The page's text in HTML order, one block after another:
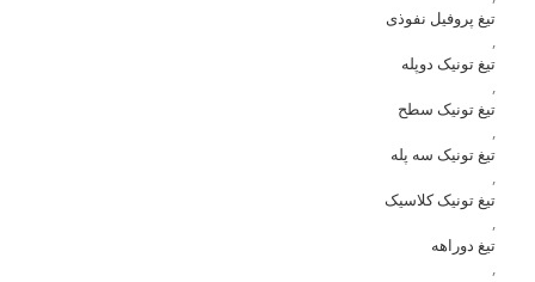
تیغ پروفیل نفوذی
,
تیغ تونیک دوپله
,
تیغ تونیک سطح
,
تیغ تونیک سه پله
,
تیغ تونیک کلاسیک
,
تیغ دوراهه
,